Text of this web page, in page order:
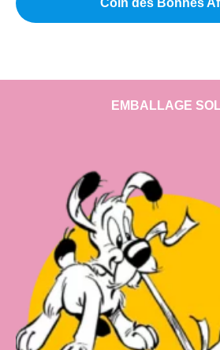
Coin des Bonnes
EMBALLAGE